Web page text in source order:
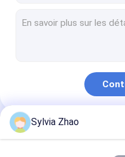
Cabinets de tuyau
Bobine de tuyau
Nos Catégories
Sylvia Zhao